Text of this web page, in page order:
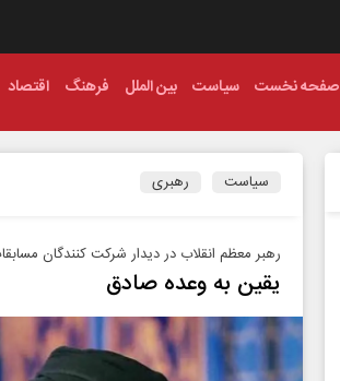
صفحه نخست سیاست بین الملل فرهنگ اقتصاد
سیاست رهبری
رهبر معظم انقلاب در دیدار شرکت کنندگان
یقین به وعده صادق